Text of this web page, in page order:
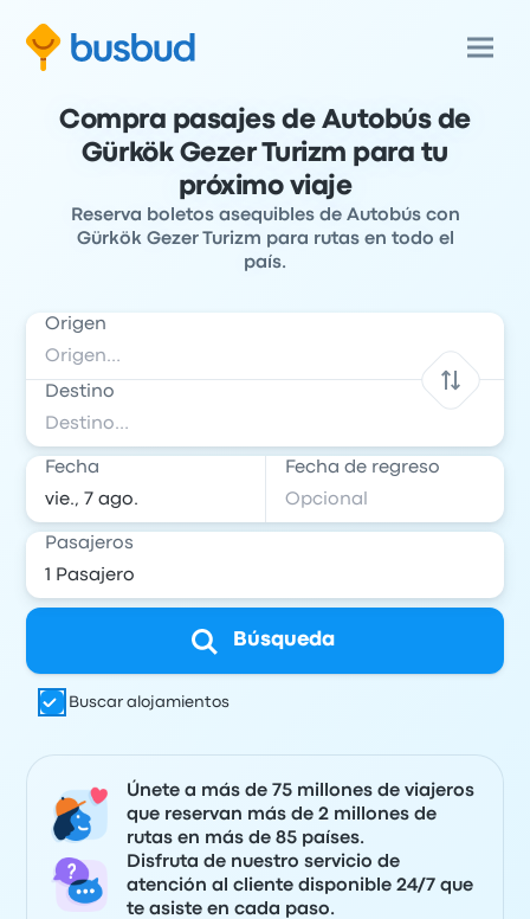
Compra pasajes de Autobús de
Gürkök Gezer Turizm para tu
próximo viaje
Reserva boletos asequibles de Autobús con
Gürkök Gezer Turizm para rutas en todo el
país.
Origen
Destino
Fecha Fecha de regreso
Pasajeros
Búsqueda
Buscar alojamientos
Únete a más de 75 millones de viajeros
que reservan más de 2 millones de
rutas en más de 85 países.
Disfruta de nuestro servicio de
atención al cliente disponible 24/7 que
te asiste en cada paso.